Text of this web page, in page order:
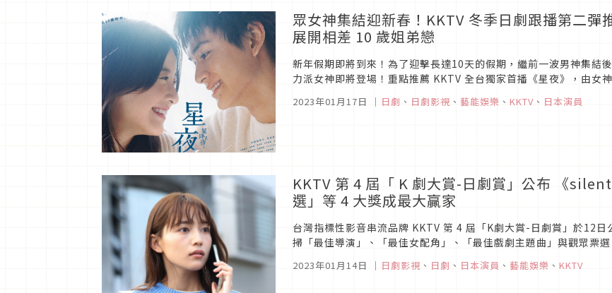
眾女神集結迎新春！KKTV 冬季日劇跟播第二彈
展開相差 10 歲姐弟戀
新年假期即將到來！為了迎擊長達10天的假期，繼前一波男神集結
力派女神即將登場！重點推薦 KKTV 全台獨家首播《星夜》，由女
2023年01月17日 ｜ 日劇 、 日劇影視 、 藝能娛樂 、 KKTV 、 日本演員
KKTV 第 4 屆「 K 劇大賞-日劇賞」公布 《
選」等 4 大獎成最大贏家
台灣指標性影音串流品牌 KKTV 第 4 屆「K劇大賞-日劇賞」於12
掃「最佳導演」、「最佳女配角」、「最佳戲劇主題曲」與觀眾票
2023年01月14日 ｜ 日劇影視 、 日劇 、 日本演員 、 藝能娛樂 、 KKTV